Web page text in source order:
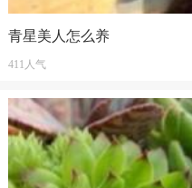
青星美人怎么养
411人气